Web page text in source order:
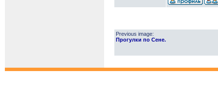
Previous image:
Прогулки по Сене.